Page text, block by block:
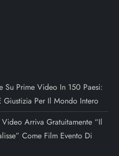
Su Prime Video In 150 Paesi:
Giustizia Per Il Mondo Intero
Arriva Gratuitamente “Il
Come Film Evento Di